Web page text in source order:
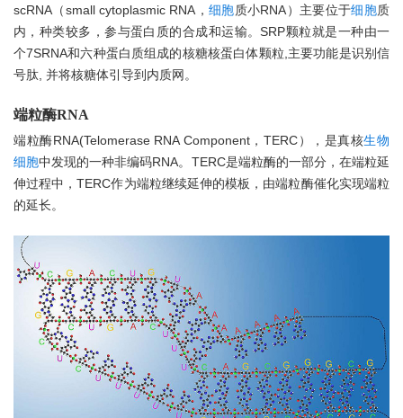
scRNA（small cytoplasmic RNA， 细胞质小RNA）主要位于细胞质
内，种类较多，参与蛋白质的合成和运输。SRP颗粒就是一种由一
个7SRNA和六种蛋白质组成的核糖核蛋白体颗粒,主要功能是识别信
号肽, 并将核糖体引导到内质网。
端粒酶RNA
端粒酶RNA(Telomerase RNA Component，TERC），是真核生物
细胞中发现的一种非编码RNA。TERC是端粒酶的一部分，在端粒延
伸过程中，TERC作为端粒继续延伸的模板，由端粒酶催化实现端粒
的延长。